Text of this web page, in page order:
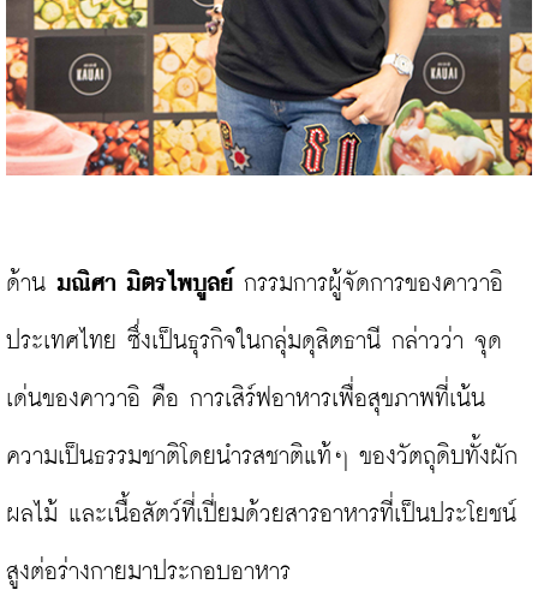
ด้าน มณิศา มิตรไพบูลย์ กรรมการผู้จัดการของคาวาอิ
ประเทศไทย ซึ่งเป็นธุรกิจในกลุ่มดุสิตธานี กล่าวว่า จุด
เด่นของคาวาอิ คือ การเสิร์ฟอาหารเพื่อสุขภาพที่เน้น
ความเป็นธรรมชาติโดยนำรสชาติแท้ๆ ของวัตถุดิบทั้งผัก
ผลไม้ และเนื้อสัตว์ที่เปี่ยมด้วยสารอาหารที่เป็นประโยชน์
สูงต่อร่างกายมาประกอบอาหาร